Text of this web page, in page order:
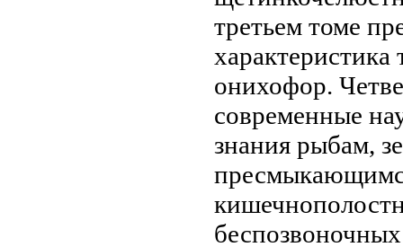
третьем томе
онихофор.
современные
знания рыбам,